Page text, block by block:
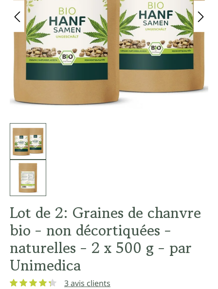
Lot de 2: Graines de chanvre
bio - non décortiquées -
naturelles - 2 x 500 g - par
Unimedica
3 avis clients